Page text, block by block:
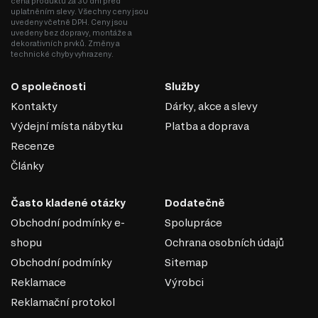
Jídelní stoly
Šatní skříň
Úložný prostor
Nástěnné police a skříňky
DŘEVOTŘÍSKA + MDF
Kombinovaná fasáda z DTD a MDF je oblíbeným řešením v
nábytkářském průmyslu díky kombinaci výhod obou
uplatněním slevy. Všechny ceny jsou
uvedeny včetně DPH. Ceny jsou
uvedeny bez dopravy, montáže a
dekorativních prvků. Změny a
technické chyby vyhrazeny.
O společnosti
Kontakty
Výdejní místa nábytku
Recenze
Články
Služby
Dárky, akce a slevy
Platba a doprava
Často kladené otázky
Obchodní podmínky e-
shopu
Obchodní podmínky
Reklamace
Reklamační protokol
Dodatečně
Spolupráce
Ochrana osobních údajů
Sitemap
Výrobci